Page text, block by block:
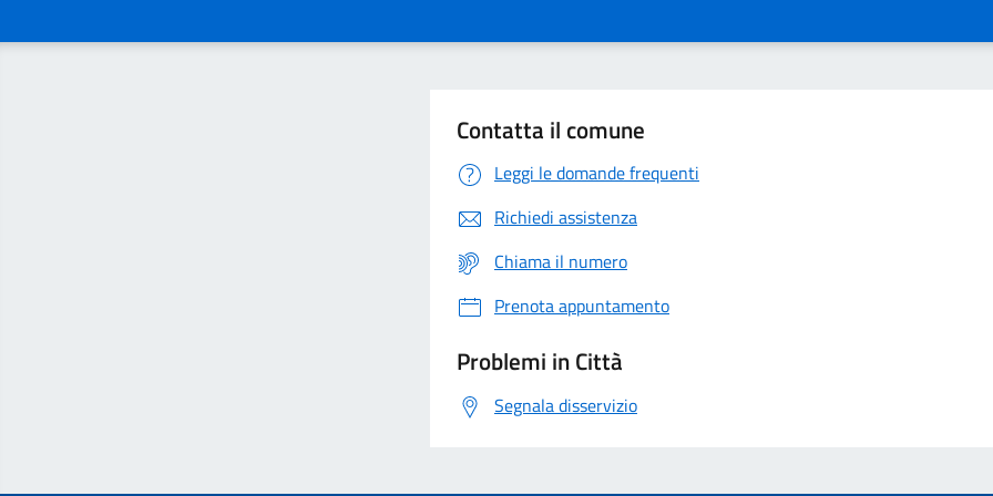
Contatta il comune
Leggi le domande frequenti
Richiedi assistenza
Chiama il numero
Prenota appuntamento
Problemi in Città
Segnala disservizio